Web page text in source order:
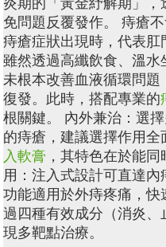
炎期的「黃金紓解期」，
免問題反覆發作。 痔瘡
痔瘡症狀出現時，代表肛
雖然透過高纖飲食、溫
未根本改善血液循環問
復發。此時，搭配專業的
根關鍵。 內外兼治：選
的痔瘡，建議選擇作用全
入軟膏 ，其特色在於能同
用：注入式設計可直達
功能適用於外痔疼痛，
過四種有效成分（消炎
現多靶點治療。